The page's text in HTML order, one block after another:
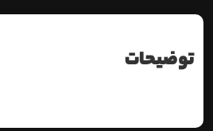
توضیحات